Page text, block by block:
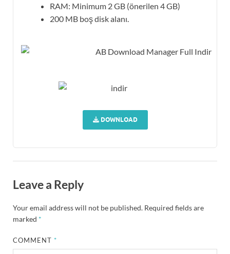
RAM: Minimum 2 GB (önerilen 4 GB)
200 MB boş disk alanı.
DOWNLOAD
Leave a Reply
Your email address will not be published. Required fields are
marked *
COMMENT*